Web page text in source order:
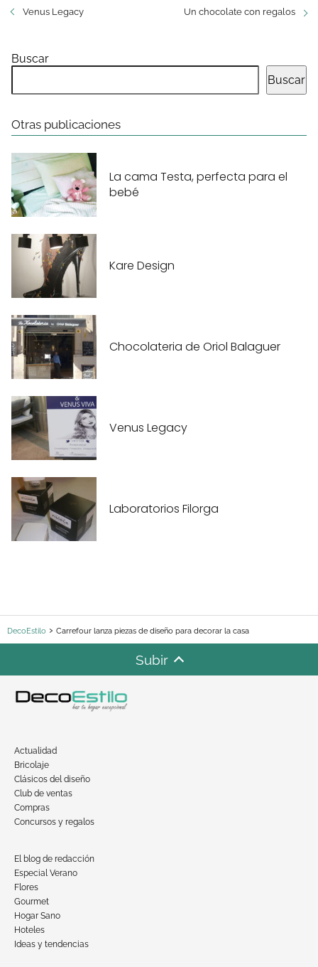
Venus Legacy Un chocolate con regalos
Buscar
Buscar
Otras publicaciones
La cama Testa, perfecta para el
bebé
Kare Design
Chocolateria de Oriol Balaguer
Venus Legacy
Laboratorios Filorga
DecoEstilo Carrefour lanza piezas de diseño para decorar la casa
Subir
Actualidad
Bricolaje
Clásicos del diseño
Club de ventas
Compras
Concursos y regalos
El blog de redacción
Especial Verano
Flores
Gourmet
Hogar Sano
Hoteles
Ideas y tendencias